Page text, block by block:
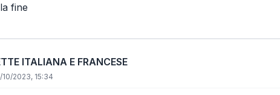
fine
ITALIANA E FRANCESE
10/2023, 15:34